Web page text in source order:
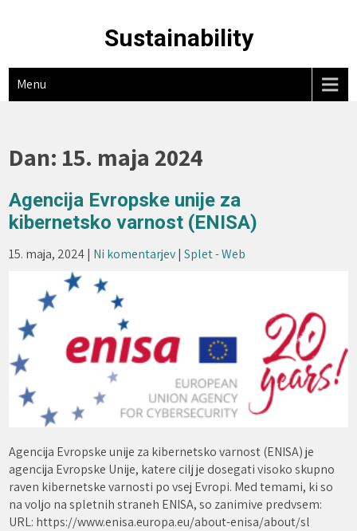
Sustainability
Menu
Dan: 15. maja 2024
Agencija Evropske unije za
kibernetsko varnost (ENISA)
15. maja, 2024| Ni komentarjev|Splet - Web
Agencija Evropske unije za kibernetsko varnost (ENISA) je
agencija Evropske Unije, katere cilj je dosegati visoko skupno
raven kibernetske varnosti po vsej Evropi. Med temami, ki so
na voljo na spletnih straneh ENISA, so zanimive predvsem:
URL: https://www.enisa.europa.eu/about-enisa/about/sl